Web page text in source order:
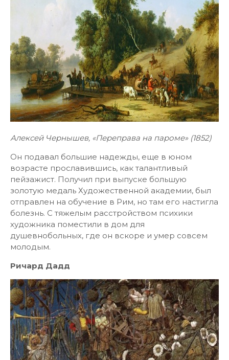
Алексей Чернышев, «Переправа на пароме» (1852)
Он подавал большие надежды, еще в юном
возрасте прославившись, как талантливый
пейзажист. Получил при выпуске большую
золотую медаль Художественной академии, был
отправлен на обучение в Рим, но там его настигла
болезнь. С тяжелым расстройством психики
художника поместили в дом для
душевнобольных, где он вскоре и умер совсем
молодым.
Ричард Дадд